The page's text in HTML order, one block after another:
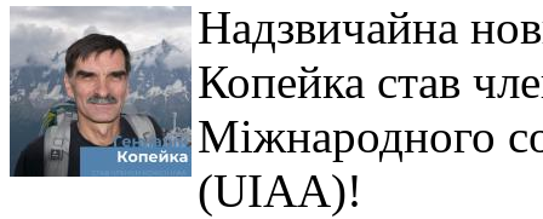
Надзвичайна
Копейка став
Міжнародного
(UIAA)!